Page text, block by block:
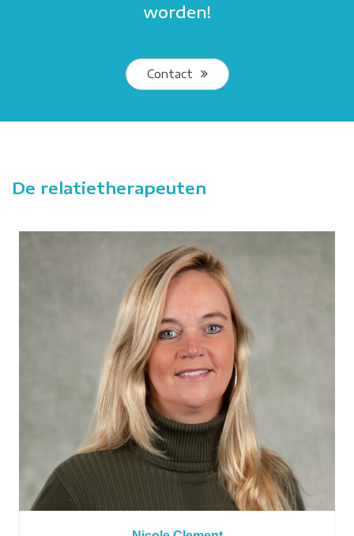
worden!
Contact
De relatietherapeuten